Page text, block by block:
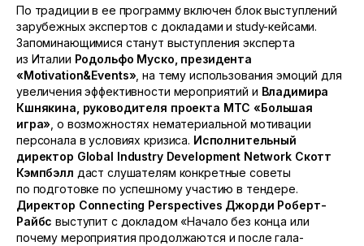
По традиции в ее программу включен блок выступлений
зарубежных экспертов с докладами и study-кейсами.
Запоминающимися станут выступления эксперта
из Италии Родольфо Муско, президента
«Motivation&Events» , на тему использования эмоций для
увеличения эффективности мероприятий и Владимира
Кшнякина, руководителя проекта МТС «Большая
игра» , о возможностях нематериальной мотивации
персонала в условиях кризиса. Исполнительный
директор Global Industry Development NetworkСкотт
Кэмпбэлл даст слушателям конкретные советы
по подготовке по успешному участию в тендере.
Директор Connecting Perspectives Джорди Роберт-
Райбс выступит с докладом «Начало без конца или
почему мероприятия продолжаются и после гала-